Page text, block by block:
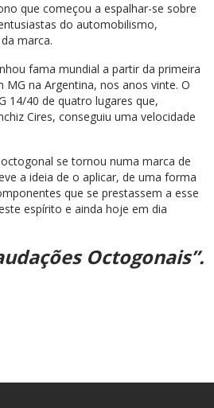
que começou a espalhar-se sobre
do automobilismo,
marca.
fama mundial a partir da primeira
na Argentina, nos anos vinte. O
14/40 de quatro lugares que,
Cires, conseguiu uma velocidade
se tornou numa marca de
a ideia de o aplicar, de uma forma
que se prestassem a esse
espírito e ainda hoje em dia
Octogonais”.